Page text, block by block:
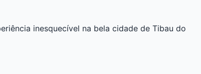
inesquecível na bela cidade de Tibau do